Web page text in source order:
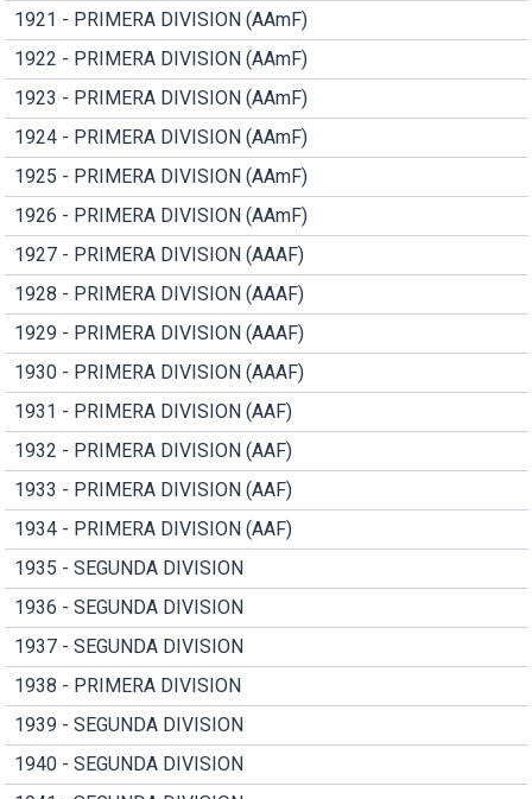
1921 - PRIMERA DIVISION (AAmF)
1922 - PRIMERA DIVISION (AAmF)
1923 - PRIMERA DIVISION (AAmF)
1924 - PRIMERA DIVISION (AAmF)
1925 - PRIMERA DIVISION (AAmF)
1926 - PRIMERA DIVISION (AAmF)
1927 - PRIMERA DIVISION (AAAF)
1928 - PRIMERA DIVISION (AAAF)
1929 - PRIMERA DIVISION (AAAF)
1930 - PRIMERA DIVISION (AAAF)
1931 - PRIMERA DIVISION (AAF)
1932 - PRIMERA DIVISION (AAF)
1933 - PRIMERA DIVISION (AAF)
1934 - PRIMERA DIVISION (AAF)
1935 - SEGUNDA DIVISION
1936 - SEGUNDA DIVISION
1937 - SEGUNDA DIVISION
1938 - PRIMERA DIVISION
1939 - SEGUNDA DIVISION
1940 - SEGUNDA DIVISION